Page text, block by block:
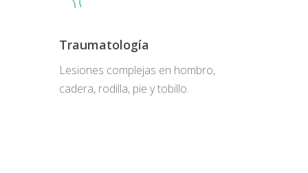
Traumatología
Lesiones complejas en hombro,
cadera, rodilla, pie y tobillo.